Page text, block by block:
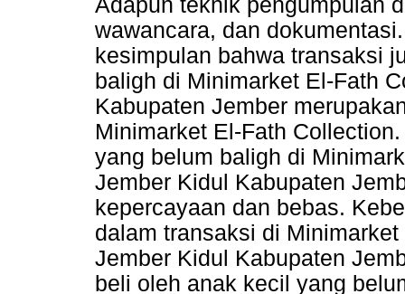
Adapun teknik pengumpulan
wawancara, dan
kesimpulan bahwa transaksi
baligh di Minimarket El-Fath
Kabupaten Jember
Minimarket El-Fath
yang belum baligh di
Jember Kidul Kabupaten
kepercayaan dan bebas.
dalam transaksi di
Jember Kidul Kabupaten
beli oleh anak kecil yang